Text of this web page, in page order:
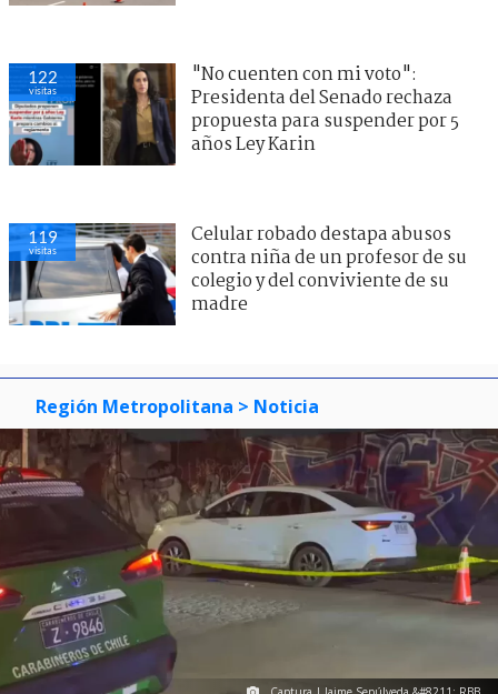
122
visitas
"No cuenten con mi voto":
Presidenta del Senado rechaza
propuesta para suspender por 5
años Ley Karin
119
visitas
Celular robado destapa abusos
contra niña de un profesor de su
colegio y del conviviente de su
madre
Región Metropolitana > Noticia